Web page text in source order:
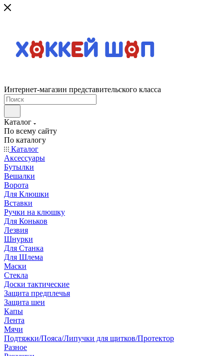
Интернет-магазин представительского класса
Каталог
По всему сайту
По каталогу
Каталог
Аксессуары
Бутылки
Вешалки
Ворота
Для Клюшки
Вставки
Ручки на клюшку
Для Коньков
Лезвия
Шнурки
Для Станка
Для Шлема
Маски
Стекла
Доски тактические
Защита предплечья
Защита шеи
Капы
Лента
Мячи
Подтяжки/Пояса/Липучки для щитков/Протектор
Разное